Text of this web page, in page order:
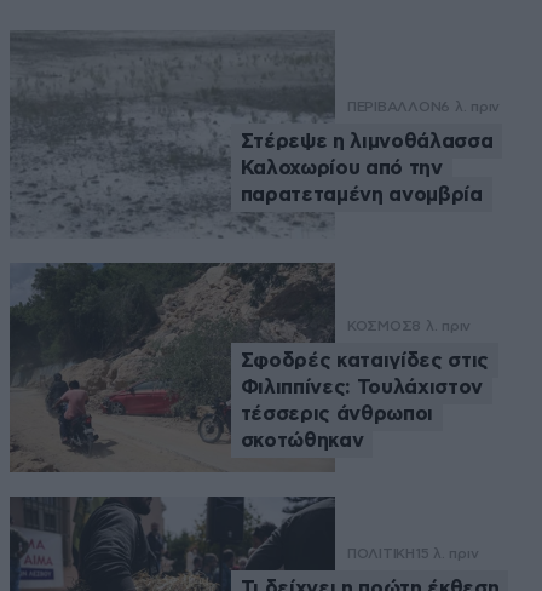
ΠΕΡΙΒΑΛΛΟΝ6 λ. πριν
Στέρεψε η λιμνοθάλασσα
Καλοχωρίου από την
παρατεταμένη ανομβρία
ΚΟΣΜΟΣ8 λ. πριν
Σφοδρές καταιγίδες στις
Φιλιππίνες: Τουλάχιστον
τέσσερις άνθρωποι
σκοτώθηκαν
ΠΟΛΙΤΙΚΗ 15 λ. πριν